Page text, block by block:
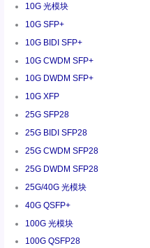
10G 光模块
10G SFP+
10G BIDI SFP+
10G CWDM SFP+
10G DWDM SFP+
10G XFP
25G SFP28
25G BIDI SFP28
25G CWDM SFP28
25G DWDM SFP28
25G/40G 光模块
40G QSFP+
100G 光模块
100G QSFP28